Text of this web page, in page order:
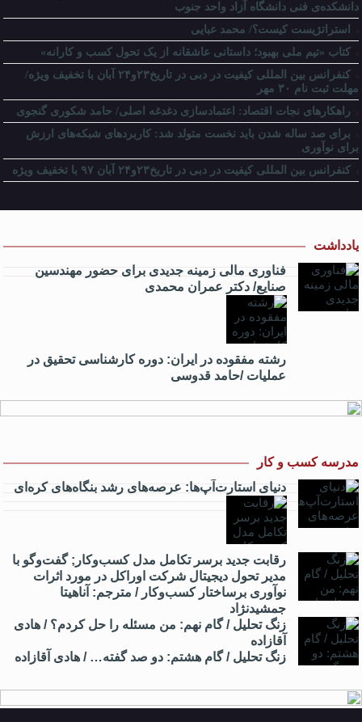
دانشکده‌ی فنی دانشگاه آزاد واحد جنوب
استراتژیست کیست؟‬/ محمد عبایی
کتاب «تیم ملی بهبود؛ داستانی عاشقانه از یک تحول کسب و کارانه»
کنفرانس بین المللی کیفیت در دبی در تاریخ۲۳و۲۴ آبان با تخفیف ویژه/
مهلت ثبت نام ۳۰ مهر
راهکارهای نجات اقتصاد: اعتمادسازی دغدغه اصلی/ حامد شکوری گنجوی
برای صد ساله شدن باید نخست متولد شد: کاربردهای شبکه‌های ارزش
برای نوآوری
کنفرانس بین المللی کیفیت در دبی در تاریخ۲۳و۲۴ آبان ۹۷ با تخفیف ویژه
یادداشت
فناوری مالی زمینه جدیدی برای حضور مهندسین
صنایع/ دکتر عمران محمدی
رشته مفقوده در ایران: دوره کارشناسی تحقیق در
عملیات /حامد قدوسی
مدرسه کسب و کار
دنیای استارت‌آپ‌ها: عرصه‌های رشد بنگاه‌های کره‌ای‌
رقابت جدید برسر تکامل مدل کسب‌و‌کار; گفت‌وگو با
مدیر تحول دیجیتال شرکت اوراکل در مورد اثرات
نوآوری برساختار کسب‌وکار / مترجم: آناهیتا
جمشیدنژاد
زنگ تحلیل / گام نهم: من مسئله را حل کردم؟ / هادی
آقازاده
زنگ تحلیل / گام هشتم: دو صد گفته… / هادی آقازاده